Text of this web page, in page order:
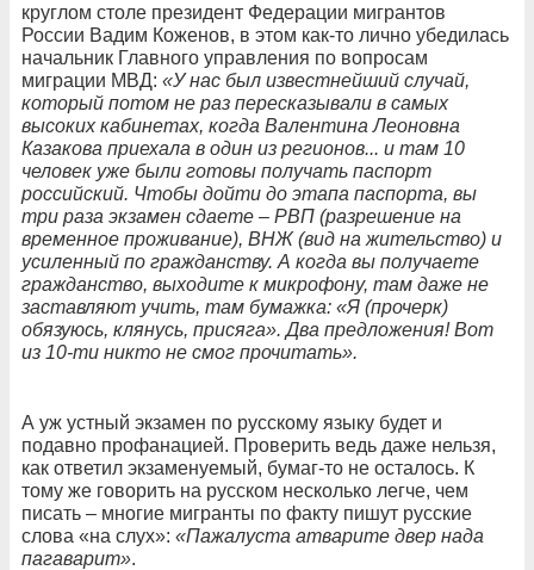
круглом столе президент Федерации мигрантов
России Вадим Коженов, в этом как-то лично убедилась
начальник Главного управления по вопросам
миграции МВД: «У нас был известнейший случай,
который потом не раз пересказывали в самых
высоких кабинетах, когда Валентина Леоновна
Казакова приехала в один из регионов... и там 10
человек уже были готовы получать паспорт
российский. Чтобы дойти до этапа паспорта, вы
три раза экзамен сдаете – РВП (разрешение на
временное проживание), ВНЖ (вид на жительство) и
усиленный по гражданству. А когда вы получаете
гражданство, выходите к микрофону, там даже не
заставляют учить, там бумажка: «Я (прочерк)
обязуюсь, клянусь, присяга». Два предложения! Вот
из 10-ти никто не смог прочитать».
А уж устный экзамен по русскому языку будет и
подавно профанацией. Проверить ведь даже нельзя,
как ответил экзаменуемый, бумаг-то не осталось. К
тому же говорить на русском несколько легче, чем
писать – многие мигранты по факту пишут русские
слова «на слух»: «Пажалуста атварите двер нада
пагаварит».